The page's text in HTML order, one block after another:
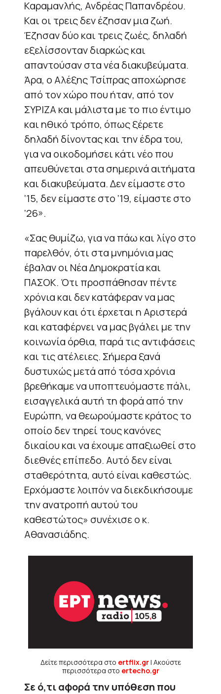
Καραμανλής, Ανδρέας Παπανδρέου.
Και οι τρεις δεν έζησαν μια ζωή.
Έζησαν δύο και τρεις ζωές, δηλαδή
εξελίσσονταν διαρκώς και
απαντούσαν στα νέα διακυβεύματα.
Άρα, ο Αλέξης Τσίπρας αποχώρησε
από τον χώρο που ήταν, από τον
ΣΥΡΙΖΑ και μάλιστα με το πιο έντιμο
και ηθικό τρόπο, όπως ξέρετε
δηλαδή δίνοντας και την έδρα του,
για να οικοδομήσει κάτι νέο που
απευθύνεται στα σημερινά αιτήματα
και διακυβεύματα. Δεν είμαστε στο
‘15, δεν είμαστε στο ‘19, είμαστε στο
‘26».
«Σας θυμίζω, για να πάω και λίγο στο
παρελθόν, ότι στα μνημόνια μας
έβαλαν οι Νέα Δημοκρατία και
ΠΑΣΟΚ. Ότι προσπάθησαν πέντε
χρόνια και δεν κατάφεραν να μας
βγάλουν και ότι έρχεται η Αριστερά
και καταφέρνει να μας βγάλει με την
κοινωνία όρθια, παρά τις αντιφάσεις
και τις ατέλειες. Σήμερα ξανά
δυστυχώς μετά από τόσα χρόνια
βρεθήκαμε να υποπτευόμαστε πάλι,
εισαγγελικά αυτή τη φορά από την
Ευρώπη, να θεωρούμαστε κράτος το
οποίο δεν τηρεί τους κανόνες
δικαίου και να έχουμε απαξιωθεί στο
διεθνές επίπεδο. Αυτό δεν είναι
σταθερότητα, αυτό είναι καθεστώς.
Ερχόμαστε λοιπόν να διεκδικήσουμε
την ανατροπή αυτού του
καθεστώτος» συνέχισε ο κ.
Αθανασιάδης.
Δείτε περισσότερα στο ertflix.gr| Ακούστε
περισσότερα στο ertecho.gr
Σε ό,τι αφορά την υπόθεση που